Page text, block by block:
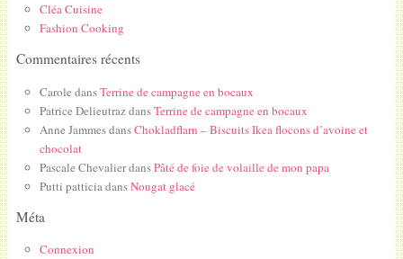
Cléa Cuisine
Fashion Cooking
Commentaires récents
Carole dansTerrine de campagne en bocaux
Patrice DelieutrazdansTerrine de campagne en bocaux
Anne JammesdansChokladflarn – Biscuits Ikea flocons d’avoine et
chocolat
Pascale ChevalierdansPâté de foie de volaille de mon papa
Putti patticiadansNougat glacé
Méta
Connexion